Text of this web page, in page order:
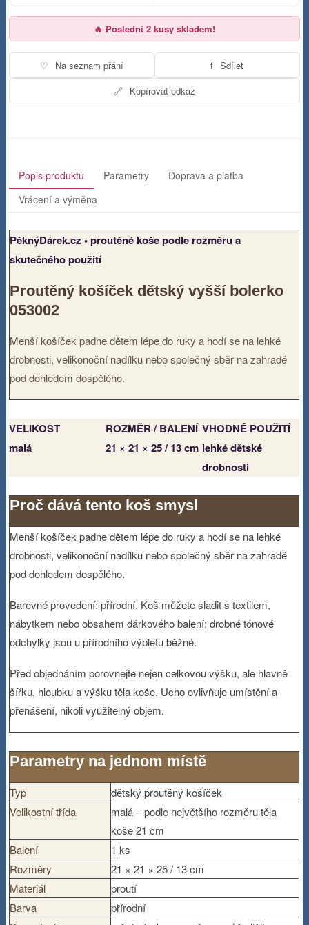
🔥 Poslední 2 kusy skladem!
♡ Na seznam přání f Sdílet
🔗 Kopírovat odkaz
Popis produktu Parametry
Doprava a platba
Vrácení a výměna
PěknýDárek.cz • proutěné koše podle rozměru a
skutečného použití
Proutěný košíček dětský vyšší bolerko
053002
Menší košíček padne dětem lépe do ruky a hodí se na lehké
drobnosti, velikonoční nadílku nebo společný sběr na zahradě
pod dohledem dospělého.
VELIKOST
malá
ROZMĚR / BALENÍ
21 × 21 × 25 / 13 cm
VHODNÉ POUŽITÍ
lehké dětské
drobnosti
Proč dává tento koš smysl
Menší košíček padne dětem lépe do ruky a hodí se na lehké
drobnosti, velikonoční nadílku nebo společný sběr na zahradě
pod dohledem dospělého.
Barevné provedení: přírodní. Koš můžete sladit s textilem,
nábytkem nebo obsahem dárkového balení; drobné tónové
odchylky jsou u přírodního výpletu běžné.
Před objednáním porovnejte nejen celkovou výšku, ale hlavně
šířku, hloubku a výšku těla koše. Ucho ovlivňuje umístění a
přenášení, nikoli využitelný objem.
Parametry na jednom místě
Typ
dětský proutěný košíček
Velikostní třída
malá – podle největšího rozměru těla
koše 21 cm
Balení
1 ks
Rozměry
21 × 21 × 25 / 13 cm
Materiál
proutí
Barva
přírodní